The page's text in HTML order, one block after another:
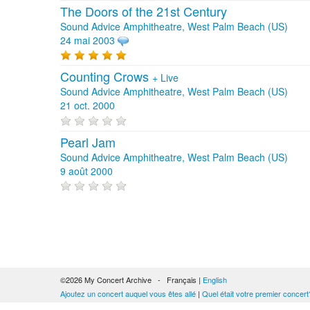
The Doors of the 21st Century
Sound Advice Amphitheatre, West Palm Beach (US)
24 mai 2003
Counting Crows + Live
Sound Advice Amphitheatre, West Palm Beach (US)
21 oct. 2000
Pearl Jam
Sound Advice Amphitheatre, West Palm Beach (US)
9 août 2000
©2026 My Concert Archive - Français | English
Ajoutez un concert auquel vous êtes allé | Quel était votre premier